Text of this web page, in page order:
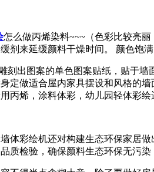
怎么做丙烯染料~~~（色彩比较亮
剂来延缓颜料干燥时间。 颜色
刻出图案的单色图案贴纸，贴于
定做适合屋内家具摆设和风格的
丙烯，涂料体彩，幼儿园轻体彩绘
体彩绘机还对构建生态环保家居
质检验，确保颜料生态环保无污